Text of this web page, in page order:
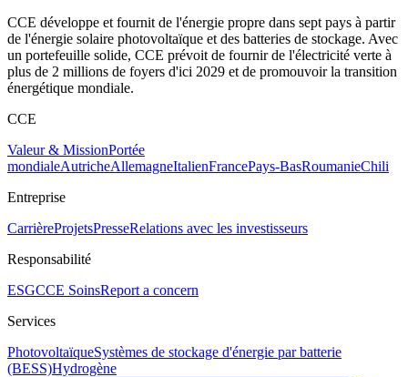
CCE développe et fournit de l'énergie propre dans sept pays à partir
de l'énergie solaire photovoltaïque et des batteries de stockage. Avec
un portefeuille solide, CCE prévoit de fournir de l'électricité verte à
plus de 2 millions de foyers d'ici 2029 et de promouvoir la transition
énergétique mondiale.
CCE
Valeur & MissionPortée
mondialeAutricheAllemagneItalienFrancePays-BasRoumanieChili
Entreprise
CarrièreProjetsPresseRelations avec les investisseurs
Responsabilité
ESGCCE SoinsReport a concern
Services
PhotovoltaïqueSystèmes de stockage d'énergie par batterie
(BESS)Hydrogène